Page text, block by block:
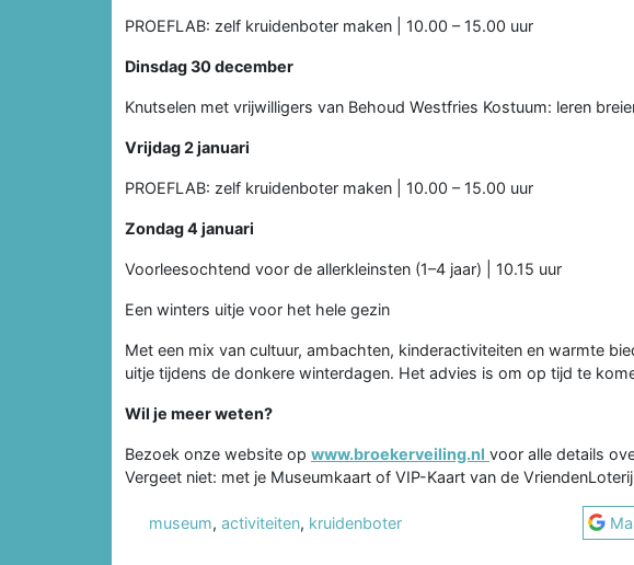
PROEFLAB: zelf kruidenboter maken | 10.00 – 15.00 uur
Dinsdag 30 december
Knutselen met vrijwilligers van Behoud Westfries Kostuum: leren
Vrijdag 2 januari
PROEFLAB: zelf kruidenboter maken | 10.00 – 15.00 uur
Zondag 4 januari
Voorleesochtend voor de allerkleinsten (1–4 jaar) | 10.15 uur
Een winters uitje voor het hele gezin
Met een mix van cultuur, ambachten, kinderactiviteiten en warmte
uitje tijdens de donkere winterdagen. Het advies is om op tijd te
Wil je meer weten?
Bezoek onze website op www.broekerveiling.nl voor alle details
Vergeet niet: met je Museumkaart of VIP-Kaart van de
museum, activiteiten, kruidenboter